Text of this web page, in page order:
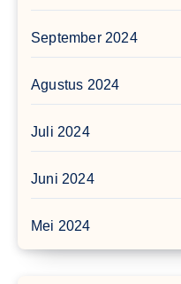
September 2024
Agustus 2024
Juli 2024
Juni 2024
Mei 2024